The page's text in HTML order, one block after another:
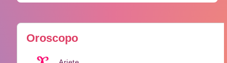
Oroscopo